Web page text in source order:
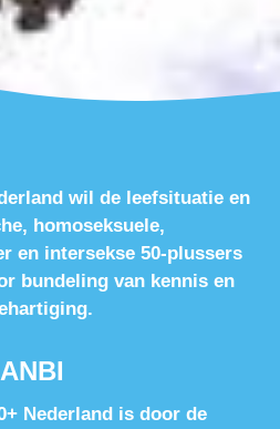
wil de leefsituatie en
homoseksuele,
en intersekse 50-plussers
bundeling van kennis en
ANBI
Nederland is door de